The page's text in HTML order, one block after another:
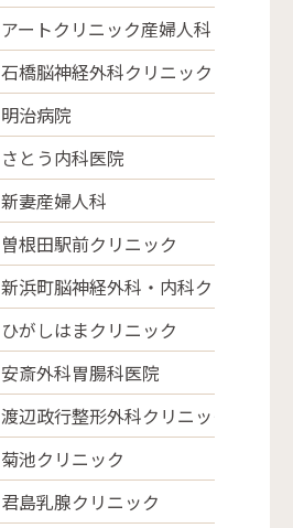
アートクリニック産婦人科
石橋脳神経外科クリニック
明治病院
さとう内科医院
新妻産婦人科
曽根田駅前クリニック
新浜町脳神経外科・内科クリニック
ひがしはまクリニック
安斎外科胃腸科医院
渡辺政行整形外科クリニック
菊池クリニック
君島乳腺クリニック